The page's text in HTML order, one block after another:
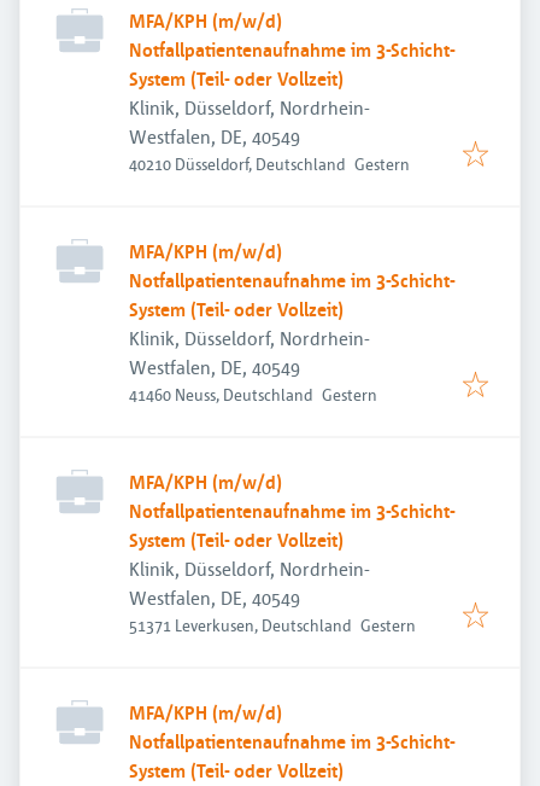
MFA/KPH (m/w/d)
Notfallpatientenaufnahme im 3-Schicht-
System (Teil- oder Vollzeit)
Klinik, Düsseldorf, Nordrhein-
Westfalen, DE, 40549
40210 Düsseldorf, Deutschland Veröffentlicht
Gestern
MFA/KPH (m/w/d)
Notfallpatientenaufnahme im 3-Schicht-
System (Teil- oder Vollzeit)
Klinik, Düsseldorf, Nordrhein-
Westfalen, DE, 40549
41460 Neuss, Deutschland Veröffentlicht
Gestern
MFA/KPH (m/w/d)
Notfallpatientenaufnahme im 3-Schicht-
System (Teil- oder Vollzeit)
Klinik, Düsseldorf, Nordrhein-
Westfalen, DE, 40549
51371 Leverkusen, Deutschland Veröffentlicht
Gestern
MFA/KPH (m/w/d)
Notfallpatientenaufnahme im 3-Schicht-
System (Teil- oder Vollzeit)